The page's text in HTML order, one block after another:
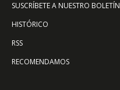
SUSCRÍBETE A NUESTRO BOLETÍN
HISTÓRICO
RSS
RECOMENDAMOS